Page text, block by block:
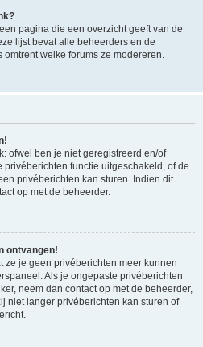
pagina die een overzicht geeft van de
lijst bevat alle beheerders en de
welke forums ze modereren.
ofwel ben je niet geregistreerd en/of
functie uitgeschakeld, of de
privéberichten kan sturen. Indien dit
op met de beheerder.
ontvangen!
ze je geen privéberichten meer kunnen
Als je ongepaste privéberichten
neem dan contact op met de beheerder,
niet langer privéberichten kan sturen of